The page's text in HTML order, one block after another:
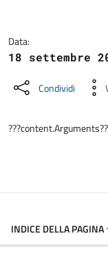
Data:
18 settembre
Condividi
INDICE DELLA PAGINA